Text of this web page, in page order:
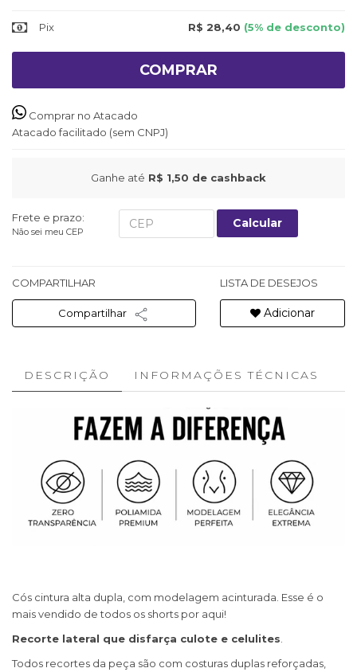
Pix R$ 28,40 (5% de desconto)
COMPRAR
Comprar no Atacado
Atacado facilitado (sem CNPJ)
Ganhe até R$ 1,50 de cashback
Frete e prazo:
Não sei meu CEP
Calcular
COMPARTILHAR
Compartilhar
LISTA DE DESEJOS
Adicionar
DESCRIÇÃO INFORMAÇÕES TÉCNICAS
Cós cintura alta dupla, com modelagem acinturada. Esse é o
mais vendido de todos os shorts por aqui!
Recorte lateral que disfarça culote e celulites
Todos recortes da peça são com costuras duplas reforçadas,